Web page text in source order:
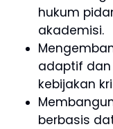
hukum
akademisi.
adaptif dan
kebijakan
berbasis